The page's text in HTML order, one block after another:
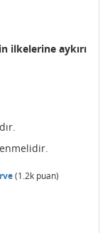
ilkelerine aykırı
(1.2k puan)